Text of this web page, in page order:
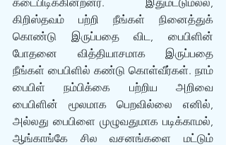
கிறிஸ்தவம் பற்றி நீங்கள் நினைத்துக்
கொண்டு இருப்பதை விட, பைபிளின்
போதனை வித்தியாசமாக இருப்பதை
நீங்கள் பைபிளில் கண்டு கொள்வீர்கள். நாம்
பைபிள் நம்பிக்கை பற்றிய அறிவை
பைபிளின் மூலமாக பெறவில்லை எனில்,
அல்லது பைபிளை முழுவதுமாக படிக்காமல்,
ஆங்காங்கே சில வசனங்களை மட்டும்